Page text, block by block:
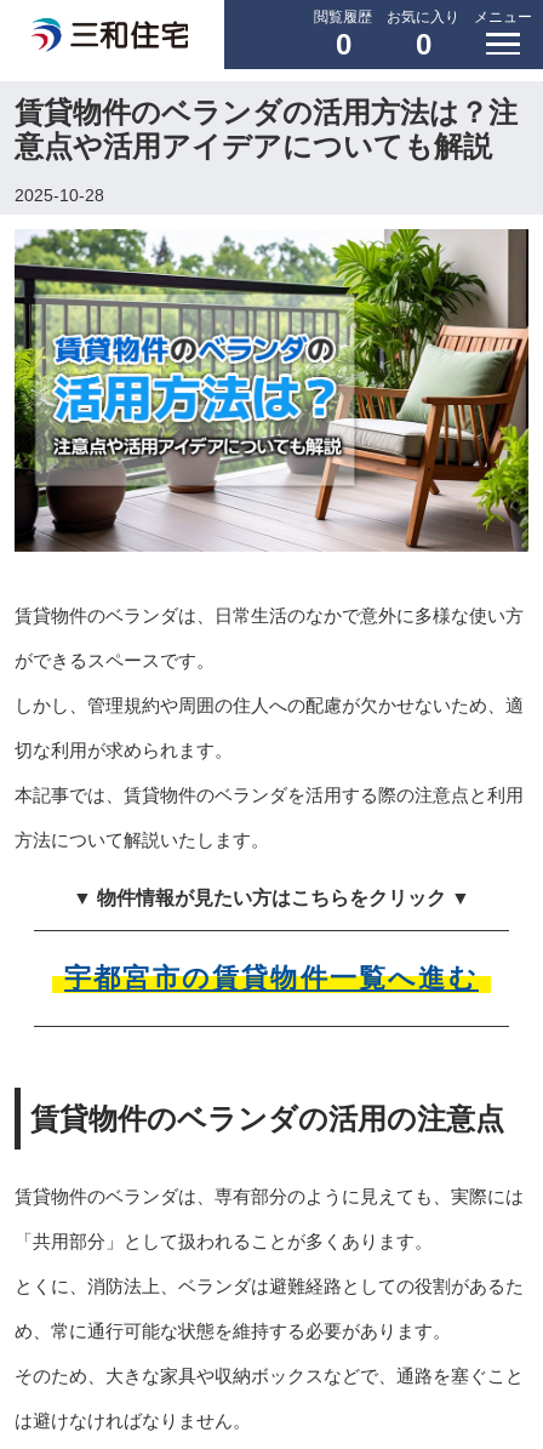
閲覧履歴
0
お気に入り
0
メニュー
賃貸物件のベランダの活用方法は？注
意点や活用アイデアについても解説
2025-10-28
賃貸物件のベランダは、日常生活のなかで意外に多様な使い方
ができるスペースです。
しかし、管理規約や周囲の住人への配慮が欠かせないため、適
切な利用が求められます。
本記事では、賃貸物件のベランダを活用する際の注意点と利用
方法について解説いたします。
▼ 物件情報が見たい方はこちらをクリック ▼
宇都宮市の賃貸物件一覧へ進む
賃貸物件のベランダの活用の注意点
賃貸物件のベランダは、専有部分のように見えても、実際には
「共用部分」として扱われることが多くあります。
とくに、消防法上、ベランダは避難経路としての役割があるた
め、常に通行可能な状態を維持する必要があります。
そのため、大きな家具や収納ボックスなどで、通路を塞ぐこと
は避けなければなりません。